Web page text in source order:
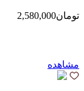
تومان2,580,000
مشاهده